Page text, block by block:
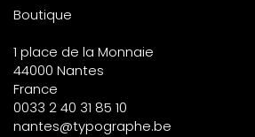
Boutique
1 place de la Monnaie
44000 Nantes
France
0033 2 40 31 85 10
nantes@typographe.be